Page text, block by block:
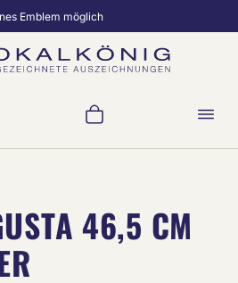
Emblem möglich
Warenkorb
46,5 CM